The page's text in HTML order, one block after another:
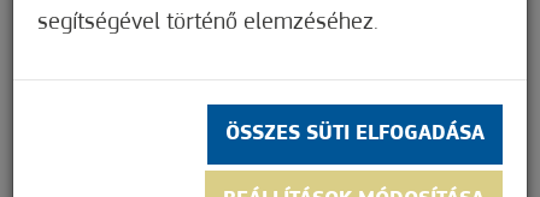
segítségével történő elemzéséhez.
ÖSSZES SÜTI ELFOGADÁSA